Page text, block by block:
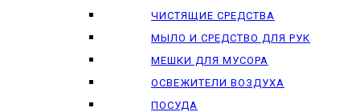
ЧИСТЯЩИЕ СРЕДСТВА
МЫЛО И СРЕДСТВО ДЛЯ РУК
МЕШКИ ДЛЯ МУСОРА
ОСВЕЖИТЕЛИ ВОЗДУХА
ПОСУДА